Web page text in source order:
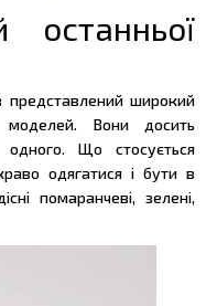
останньої
представлений широкий
моделей. Вони досить
одного. Що стосується
одягатися і бути в
помаранчеві, зелені,